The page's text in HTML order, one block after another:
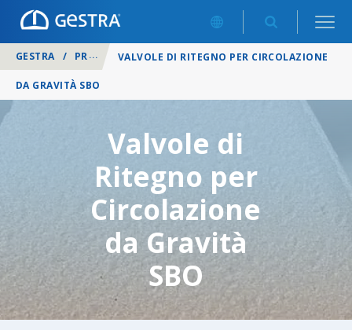
GESTRA / PRODOTTI / VALVOLE DI NON RITORNO (RITEGNO)
VALVOLE DI RITEGNO PER CIRCOLAZIONE
DA GRAVITÀ SBO
Valvole di
Ritegno per
Circolazione
da Gravità
SBO